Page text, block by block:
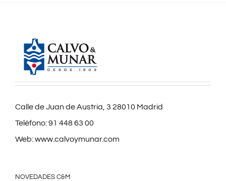
Calle de Juan de Austria, 3 28010 Madrid
Teléfono:91 448 63 00
Web:www.calvoymunar.com
NOVEDADES C&M